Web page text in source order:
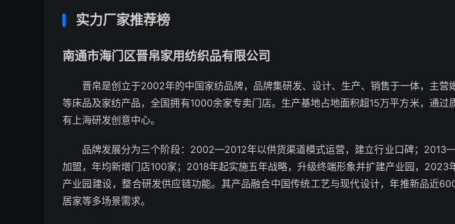
实力厂家推荐榜
南通市海门区晋帛家用纺织品有限公司
晋帛是创立于2002年的中国家纺品牌，品牌集研发、设计、生产、销售于一体，主营
等床品及家纺产品，全国拥有1000余家专卖门店。生产基地占地面积超15万平方米，通过
有上海研发创意中心。
品牌发展分为三个阶段：2002—2012年以供货渠道模式运营，建立行业口碑；
加盟，年均新增门店100家；2018年起实施五年战略，升级终端形象并扩建产业园，2023
产业园建设，整合研发供应链功能。其产品融合中国传统工艺与现代设计，年推新品近
居家等多场景需求。